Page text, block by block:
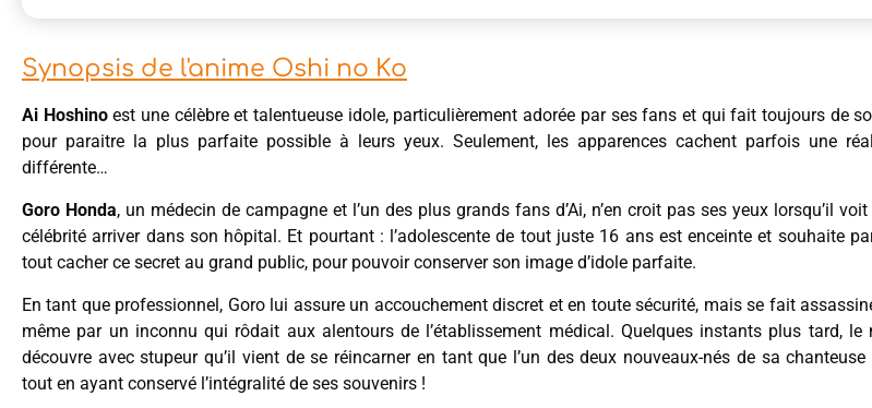
Synopsis de l'anime Oshi no Ko
Ai Hoshinoest une célèbre et talentueuse idole, particulièrement adorée par ses fans et qui fait toujours de
pour paraitre la plus parfaite possible à leurs yeux. Seulement, les apparences cachent parfois une
différente…
Goro Honda, un médecin de campagne et l’un des plus grands fans d’Ai, n’en croit pas ses yeux lorsqu’il
célébrité arriver dans son hôpital. Et pourtant : l’adolescente de tout juste 16 ans est enceinte et souhaite
tout cacher ce secret au grand public, pour pouvoir conserver son image d’idole parfaite.
En tant que professionnel, Goro lui assure un accouchement discret et en toute sécurité, mais se fait
même par un inconnu qui rôdait aux alentours de l’établissement médical. Quelques instants plus tard, le
découvre avec stupeur qu’il vient de se réincarner en tant que l’un des deux nouveaux-nés de sa chanteuse
tout en ayant conservé l’intégralité de ses souvenirs !